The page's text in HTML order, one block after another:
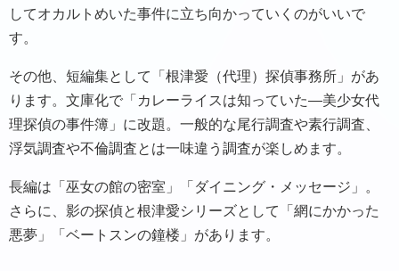
してオカルトめいた事件に立ち向かっていくのがいいで
す。
その他、短編集として「根津愛（代理）探偵事務所」があ
ります。文庫化で「カレーライスは知っていた—美少女代
理探偵の事件簿」に改題。一般的な尾行調査や素行調査、
浮気調査や不倫調査とは一味違う調査が楽しめます。
長編は「巫女の館の密室」「ダイニング・メッセージ」。
さらに、影の探偵と根津愛シリーズとして「網にかかった
悪夢」「ベートスンの鐘楼」があります。